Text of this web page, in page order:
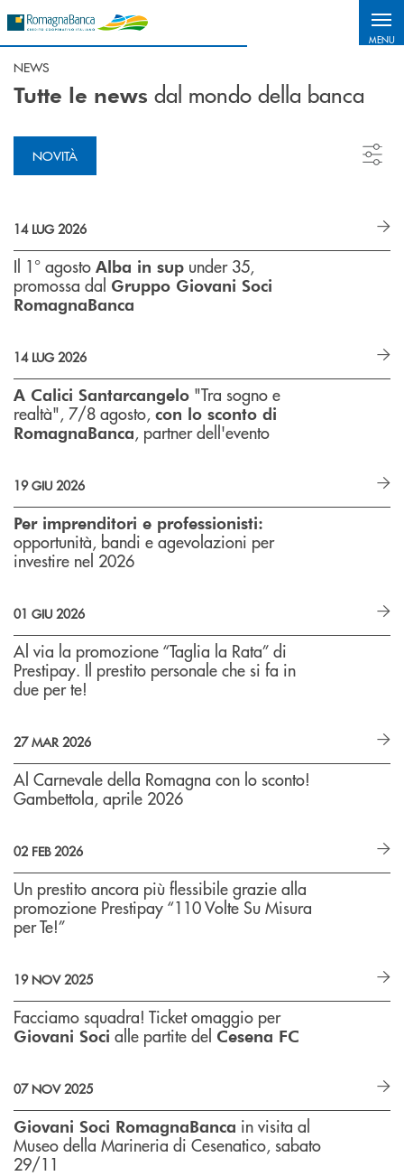
MENU
NEWS
Tutte le news dal mondo della banca
NOVITÀ
14 LUG 2026
Il 1° agosto Alba in sup under 35,
promossa dal Gruppo Giovani Soci
RomagnaBanca
14 LUG 2026
A Calici Santarcangelo "Tra sogno e
realtà", 7/8 agosto, con lo sconto di
RomagnaBanca, partner dell'evento
19 GIU 2026
Per imprenditori e professionisti:
opportunità, bandi e agevolazioni per
investire nel 2026
01 GIU 2026
Al via la promozione “Taglia la Rata” di
Prestipay. Il prestito personale che si fa in
due per te!
27 MAR 2026
Al Carnevale della Romagna con lo sconto!
Gambettola, aprile 2026
02 FEB 2026
Un prestito ancora più flessibile grazie alla
promozione Prestipay “110 Volte Su Misura
per Te!”
19 NOV 2025
Facciamo squadra! Ticket omaggio per
Giovani Soci alle partite del Cesena FC
07 NOV 2025
Giovani Soci RomagnaBanca in visita al
Museo della Marineria di Cesenatico, sabato
29/11